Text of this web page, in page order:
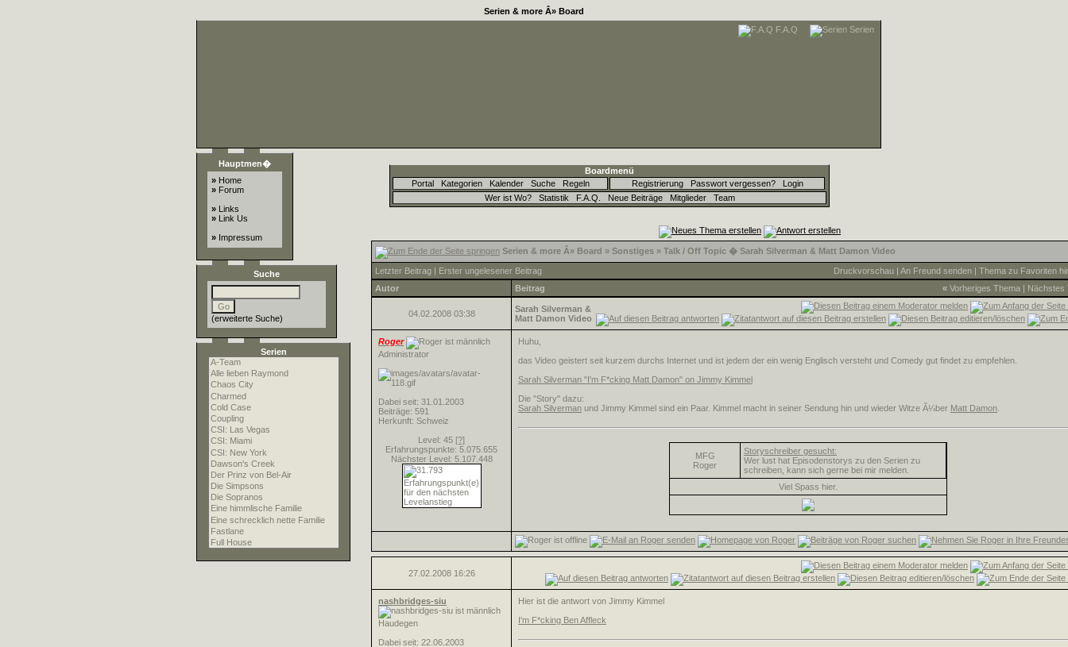
Serien & more Â» Board
F.A.Q
Serien
Hauptmen�
» Home
» Forum
» Links
» Link Us
» Impressum
Suche
(erweiterte Suche)
Serien
Boardmenü
Portal
Kategorien Kalender Suche Regeln Registrierung Passwort vergessen?
Login
Wer ist Wo?
Statistik F.A.Q. Neue Beiträge Mitglieder Team
Serien & more Â» Board » Sonstiges » Talk / Off Topic � Sarah Silverman & Matt Damon Video
Letzter Beitrag | Erster ungelesener Beitrag Druckvorschau | An Freund senden | Thema zu Favoriten
Autor
Beitrag « Vorheriges Thema | Nächstes
04.02.2008 03:38
Sarah Silverman &
Matt Damon Video
Roger
Administrator
Dabei seit: 31.01.2003
Beiträge: 591
Herkunft: Schweiz
Level: 45 [?]
Erfahrungspunkte: 5.075.655
Nächster Level: 5.107.448
Huhu,
das Video geistert seit kurzem durchs Internet und ist jedem der ein wenig Englisch versteht und Comedy gut findet zu empfehlen.
Sarah Silverman "I'm F*cking Matt Damon" on Jimmy Kimmel
Die "Story" dazu:
Sarah Silverman und Jimmy Kimmel sind ein Paar. Kimmel macht in seiner Sendung hin und wieder Witze Ã¼ber Matt Damon
MFG
Roger
Storyschreiber gesucht:
Wer lust hat Episodenstorys zu den Serien zu
schreiben, kann sich gerne bei mir melden.
Viel Spass hier.
27.02.2008 16:26
nashbridges-siu
Haudegen
Dabei seit: 22.06.2003
Hier ist die antwort von Jimmy Kimmel
I'm F*cking Ben Affleck